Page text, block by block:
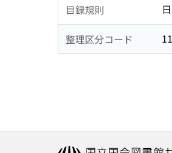
目録規則
整理区分コード